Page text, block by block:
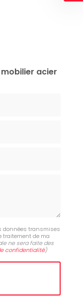
acier
données transmises
traitement de ma
ne sera faite des
confidentialité)